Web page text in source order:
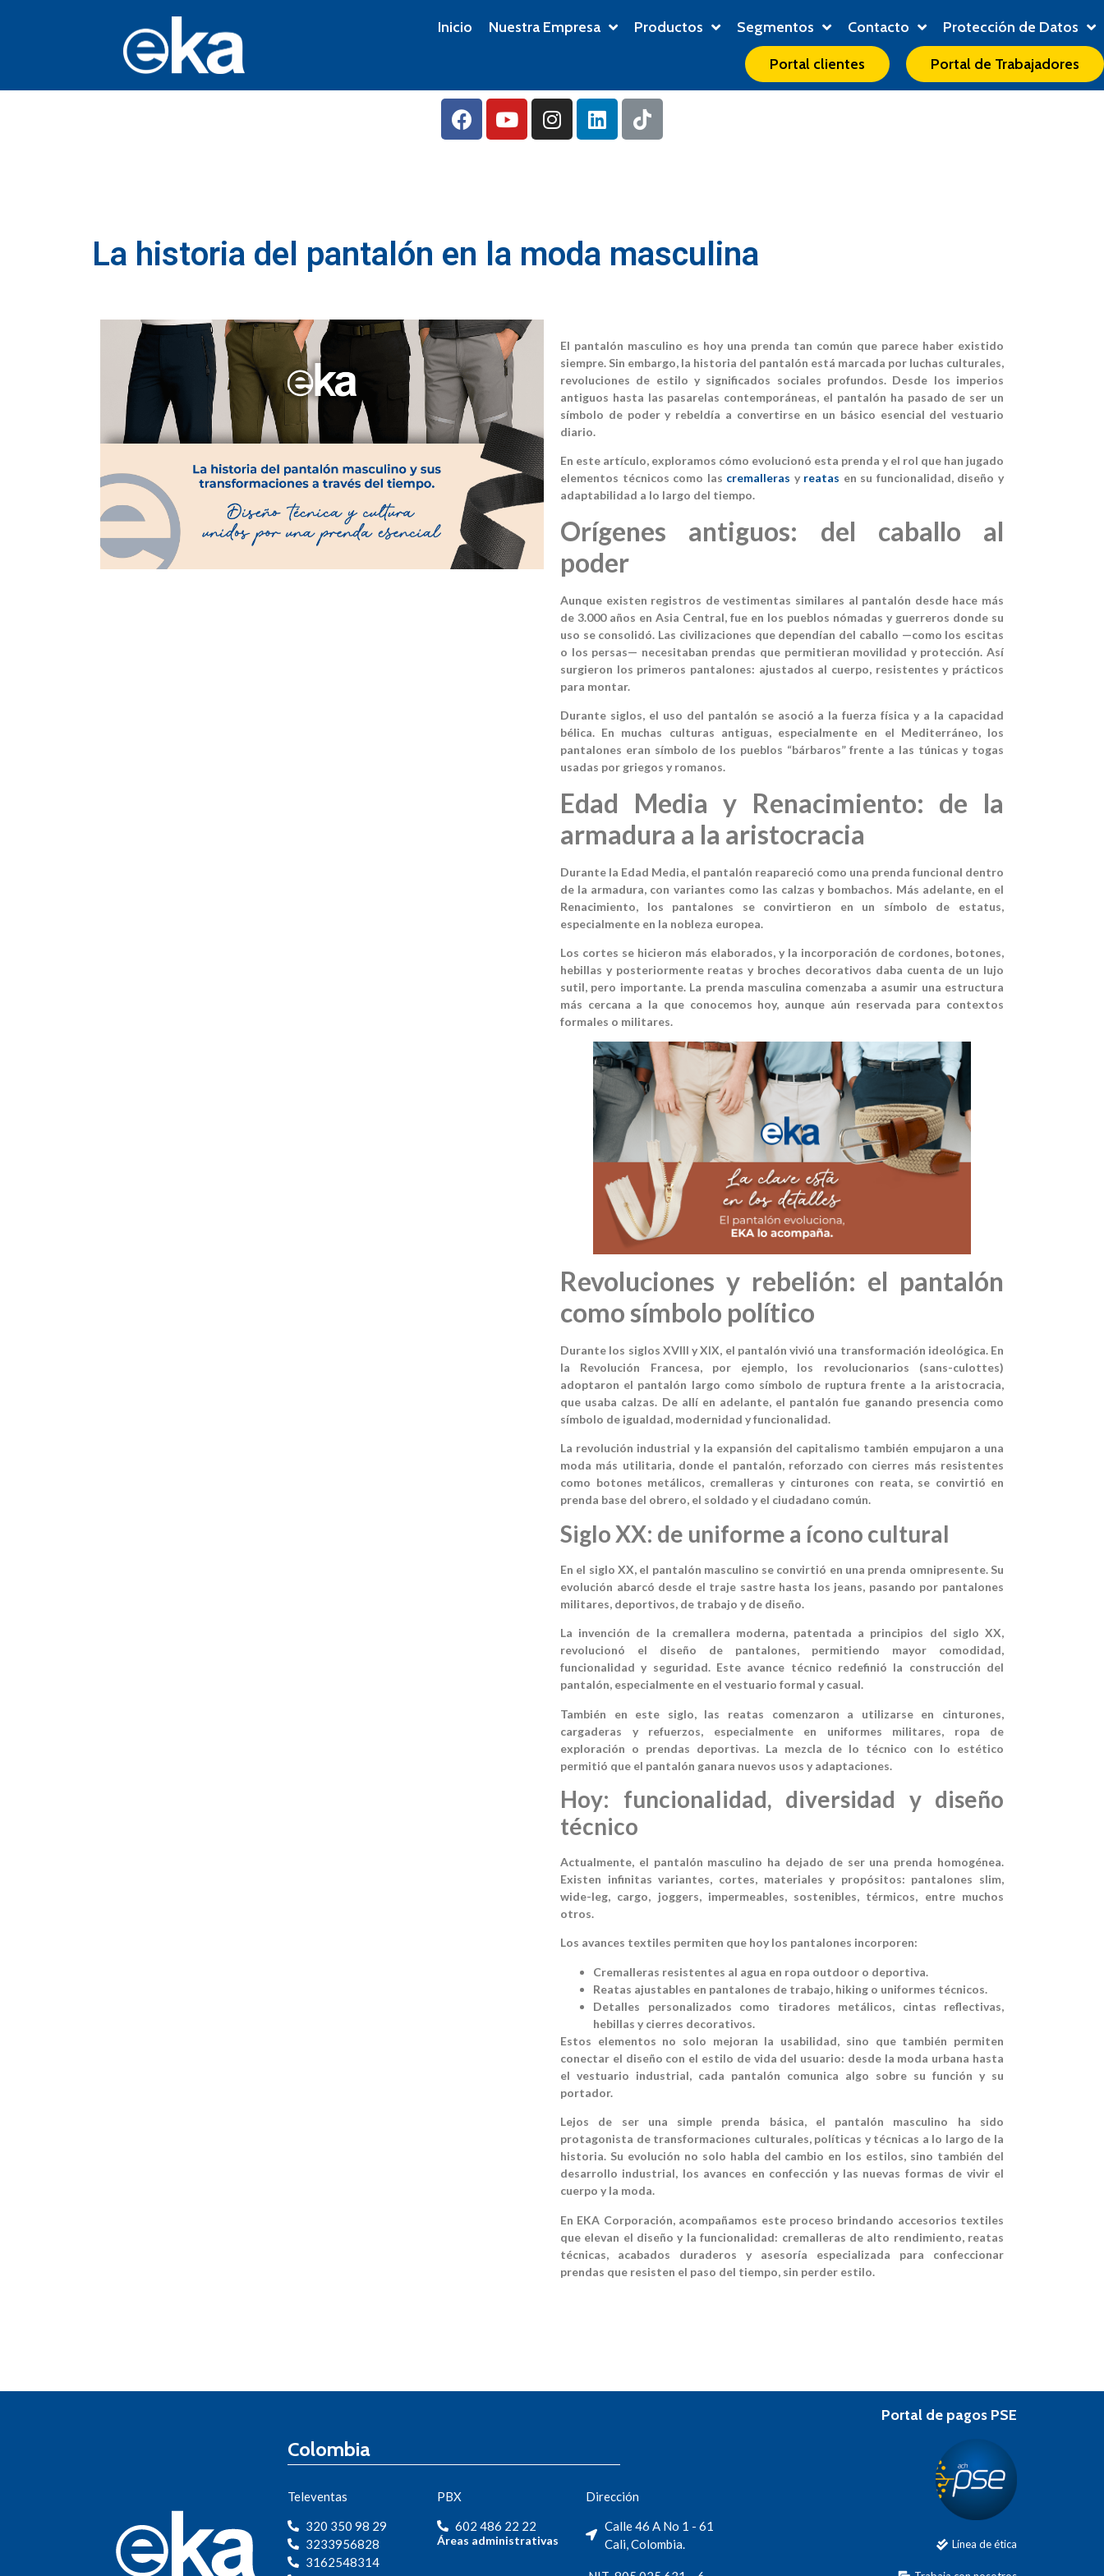
Inicio Nuestra Empresa Productos Segmentos Contacto Protección de Datos
Portal clientes Portal de Trabajadores
La historia del pantalón en la moda masculina
El pantalón masculino es hoy una prenda tan común que parece haber existido
siempre. Sin embargo, la historia del pantalón está marcada por luchas culturales,
revoluciones de estilo y significados sociales profundos. Desde los imperios
antiguos hasta las pasarelas contemporáneas, el pantalón ha pasado de ser un
símbolo de poder y rebeldía a convertirse en un básico esencial del vestuario
diario.
En este artículo, exploramos cómo evolucionó esta prenda y el rol que han jugado
elementos técnicos como las cremalleras y reatas en su funcionalidad, diseño y
adaptabilidad a lo largo del tiempo.
Orígenes antiguos: del caballo al
poder
Aunque existen registros de vestimentas similares al pantalón desde hace más
de 3.000 años en Asia Central, fue en los pueblos nómadas y guerreros donde su
uso se consolidó. Las civilizaciones que dependían del caballo —como los escitas
o los persas— necesitaban prendas que permitieran movilidad y protección. Así
surgieron los primeros pantalones: ajustados al cuerpo, resistentes y prácticos
para montar.
Durante siglos, el uso del pantalón se asoció a la fuerza física y a la capacidad
bélica. En muchas culturas antiguas, especialmente en el Mediterráneo, los
pantalones eran símbolo de los pueblos “bárbaros” frente a las túnicas y togas
usadas por griegos y romanos.
Edad Media y Renacimiento: de la
armadura a la aristocracia
Durante la Edad Media, el pantalón reapareció como una prenda funcional dentro
de la armadura, con variantes como las calzas y bombachos. Más adelante, en el
Renacimiento, los pantalones se convirtieron en un símbolo de estatus,
especialmente en la nobleza europea.
Los cortes se hicieron más elaborados, y la incorporación de cordones, botones,
hebillas y posteriormente reatas y broches decorativos daba cuenta de un lujo
sutil, pero importante. La prenda masculina comenzaba a asumir una estructura
más cercana a la que conocemos hoy, aunque aún reservada para contextos
formales o militares.
Revoluciones y rebelión: el pantalón
como símbolo político
Durante los siglos XVIII y XIX, el pantalón vivió una transformación ideológica. En
la Revolución Francesa, por ejemplo, los revolucionarios (sans-culottes)
adoptaron el pantalón largo como símbolo de ruptura frente a la aristocracia,
que usaba calzas. De allí en adelante, el pantalón fue ganando presencia como
símbolo de igualdad, modernidad y funcionalidad.
La revolución industrial y la expansión del capitalismo también empujaron a una
moda más utilitaria, donde el pantalón, reforzado con cierres más resistentes
como botones metálicos, cremalleras y cinturones con reata, se convirtió en
prenda base del obrero, el soldado y el ciudadano común.
Siglo XX: de uniforme a ícono cultural
En el siglo XX, el pantalón masculino se convirtió en una prenda omnipresente. Su
evolución abarcó desde el traje sastre hasta los jeans, pasando por pantalones
militares, deportivos, de trabajo y de diseño.
La invención de la cremallera moderna, patentada a principios del siglo XX,
revolucionó el diseño de pantalones, permitiendo mayor comodidad,
funcionalidad y seguridad. Este avance técnico redefinió la construcción del
pantalón, especialmente en el vestuario formal y casual.
También en este siglo, las reatas comenzaron a utilizarse en cinturones,
cargaderas y refuerzos, especialmente en uniformes militares, ropa de
exploración o prendas deportivas. La mezcla de lo técnico con lo estético
permitió que el pantalón ganara nuevos usos y adaptaciones.
Hoy: funcionalidad, diversidad y diseño
técnico
Actualmente, el pantalón masculino ha dejado de ser una prenda homogénea.
Existen infinitas variantes, cortes, materiales y propósitos: pantalones slim,
wide-leg, cargo, joggers, impermeables, sostenibles, térmicos, entre muchos
otros.
Los avances textiles permiten que hoy los pantalones incorporen:
Cremalleras resistentes al agua en ropa outdoor o deportiva.
Reatas ajustables en pantalones de trabajo, hiking o uniformes técnicos.
Detalles personalizados como tiradores metálicos, cintas reflectivas,
hebillas y cierres decorativos.
Estos elementos no solo mejoran la usabilidad, sino que también permiten
conectar el diseño con el estilo de vida del usuario: desde la moda urbana hasta
el vestuario industrial, cada pantalón comunica algo sobre su función y su
portador.
Lejos de ser una simple prenda básica, el pantalón masculino ha sido
protagonista de transformaciones culturales, políticas y técnicas a lo largo de la
historia. Su evolución no solo habla del cambio en los estilos, sino también del
desarrollo industrial, los avances en confección y las nuevas formas de vivir el
cuerpo y la moda.
En EKA Corporación, acompañamos este proceso brindando accesorios textiles
que elevan el diseño y la funcionalidad: cremalleras de alto rendimiento, reatas
técnicas, acabados duraderos y asesoría especializada para confeccionar
prendas que resisten el paso del tiempo, sin perder estilo.
Colombia
Televentas
320 350 98 29
3233956828
3162548314
PBX
602 486 22 22
Áreas administrativas
Dirección
Calle 46 A No 1 - 61
Cali, Colombia.
Portal de pagos PSE
Línea de ética